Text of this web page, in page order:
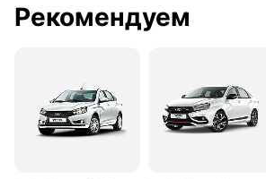
Рекомендуем